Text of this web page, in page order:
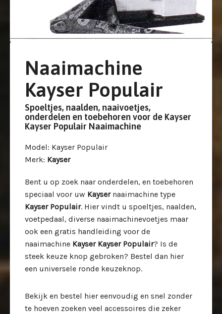
Naaimachine
Kayser Populair
Spoeltjes, naalden, naaivoetjes,
onderdelen en toebehoren voor de Kayser
Kayser Populair Naaimachine
Model: Kayser Populair
Merk: Kayser
Bent u op zoek naar onderdelen, en toebehoren
speciaal voor uw Kaysernaaimachine type
Kayser Populair. Hier vindt u spoeltjes, naalden,
voetpedaal, diverse naaimachinevoetjes maar
ook een gratis handleiding voor de
naaimachine Kayser Kayser Populair? Is de
steek keuze knop gebroken? Bestel dan hier
een universele ronde keuzeknop.
Bekijk en bestel hier eenvoudig en snel zonder
te hoeven zoeken veel accessoires die zeker